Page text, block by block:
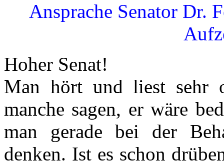
Ansprache Senator Dr.
Hoher Senat!
Man hört und liest sehr
manche sagen, er wäre
man gerade bei der
denken. Ist es schon